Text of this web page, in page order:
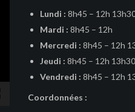
Lundi : 8h45 – 12h
Mardi : 8h45 – 12h
Mercredi : 8h45 – 12h
Jeudi : 8h45 – 12h
Vendredi : 8h45 – 12h
Coordonnées :